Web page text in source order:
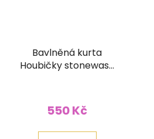
Bavlněná kurta
Houbičky stonewash
550 Kč